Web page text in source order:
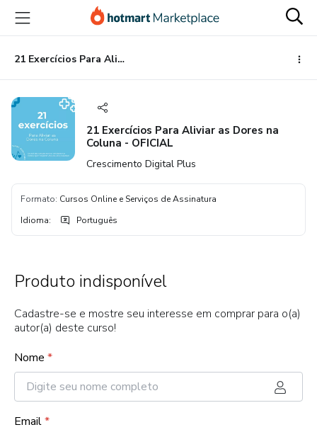
para
conteúdo
principal
para
pagamento
para
rodapé
21 Exercícios Para Aliviar as Dores na Coluna - OFICIAL
21 Exercícios Para Aliviar as Dores na
Coluna - OFICIAL
Crescimento Digital Plus
Formato: Cursos Online e Serviços de Assinatura
Idioma: Português
Produto indisponível
Cadastre-se e mostre seu interesse em comprar para o(a)
autor(a) deste curso!
Nome *
Email*